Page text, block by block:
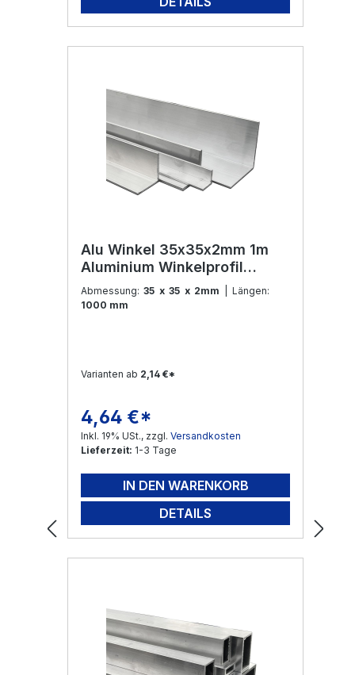
Alu Winkel 35x35x2mm 1m
Aluminium Winkelprofil
Aluleiste Winkelleiste
Eckprofil Modellbau und
Abmessung: 35 x 35 x 2mm
| Längen:
1000 mm
Varianten ab 2,14 €*
Regulärer Preis:
4,64 €*
Inkl. 19% USt., zzgl. Versandkosten
Lieferzeit: 1-3 Tage
IN DEN WARENKORB
DETAILS